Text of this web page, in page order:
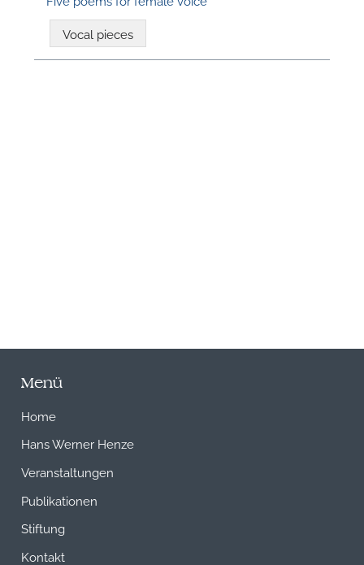
Vocal pieces
Menü
Home
Hans Werner Henze
Veranstaltungen
Publikationen
Stiftung
Kontakt